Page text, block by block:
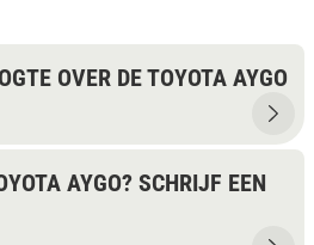
OVER DE TOYOTA AYGO
AYGO? SCHRIJF EEN